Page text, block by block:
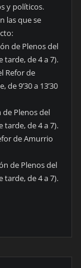
y políticos.
las que se
de Plenos del
de 4 a 7).
Refor de
9’30 a 13’30
de Plenos del
de 4 a 7).
de Amurrio
de Plenos del
de 4 a 7).